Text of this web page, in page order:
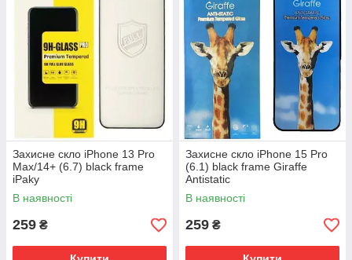
Захисне скло iPhone 13 Pro
Max/14+ (6.7) black frame
iPaky
В наявності
259 ₴
Захисне скло iPhone 15 Pro
(6.1) black frame Giraffe
Antistatic
В наявності
259 ₴